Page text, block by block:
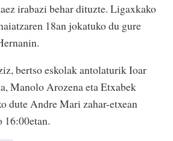
irabazi behar dituzte. Ligaxkako
18an jokatuko du gure
bertso eskolak antolaturik Ioar
Manolo Arozena eta Etxabek
dute Andre Mari zahar-etxean
16:00etan.